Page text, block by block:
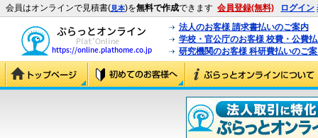
会員はオンラインで見積書(見本)を無料で作成できます 会員登録(無料) ログイン
法人のお客様 請求書払いのご案内
学校・官公庁のお客様 校費・公費
研究機関のお客様 科研費払いのご